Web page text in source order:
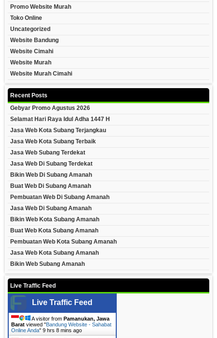
Promo Website Murah
Toko Online
Uncategorized
Website Bandung
Website Cimahi
Website Murah
Website Murah Cimahi
Recent Posts
Gebyar Promo Agustus 2026
Selamat Hari Raya Idul Adha 1447 H
Jasa Web Kota Subang Terjangkau
Jasa Web Kota Subang Terbaik
Jasa Web Subang Terdekat
Jasa Web Di Subang Terdekat
Bikin Web Di Subang Amanah
Buat Web Di Subang Amanah
Pembuatan Web Di Subang Amanah
Jasa Web Di Subang Amanah
Bikin Web Kota Subang Amanah
Buat Web Kota Subang Amanah
Pembuatan Web Kota Subang Amanah
Jasa Web Kota Subang Amanah
Bikin Web Subang Amanah
Live Traffic Feed
Live Traffic Feed
A visitor from Pamanukan, Jawa
Barat viewed "Bandung Website - Sahabat
Online Anda" 9 hrs 8 mins ago